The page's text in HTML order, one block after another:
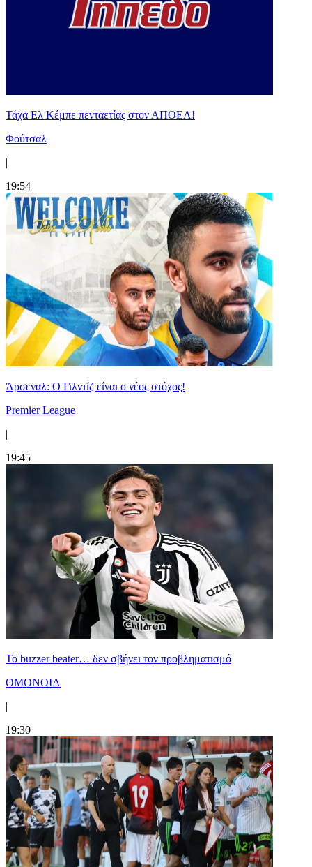
Τάχα Ελ Κέμπε πενταετίας στον ΑΠΟΕΛ!
Φούτσαλ
|
19:54
Άρσεναλ: Ο Γιλντίζ είναι ο νέος στόχος!
Premier League
|
19:45
Το buzzer beater… δεν σβήνει τoν προβληματισμό
ΟΜΟΝΟΙΑ
|
19:30